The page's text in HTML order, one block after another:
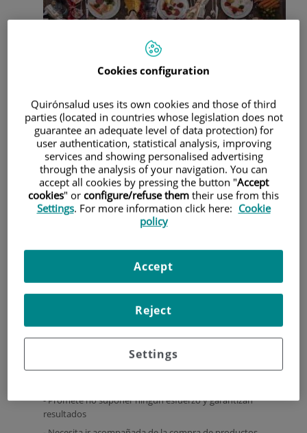
Después del periodo navideño uno de los propósitos más
escuchados para el año nuevo es el de "voy a bajar peso".
Muchas veces queda en propósito más que en una
realidad, quizás porque se le da un enfoque más estético
que de salud. Quizás el propósito deberíamos pensarlo
como un "voy a ganar salud este año mejorando mi peso y
aprendiendo a comer sano".
Las ganas de bajar el peso ganado en Navidad puede
milagro" que deben ser evitadas a favor de una dieta de
patrón mediterráneo.
Para empezar, evitamos el riesgo de caer en una de ellas si
como con el que contamos en nuestro hospital.
Una dieta milagro es aquella que:
- Promete no suponer ningún esfuerzo y garantizan
resultados
Cookies configuration
Quirónsalud uses its own cookies and those of third
parties (located in countries whose legislation does not
guarantee an adequate level of data protection) for
user authentication, statistical analysis, improving
services and showing personalised advertising
through the analysis of your navigation. You can
accept all cookies by pressing the button "Accept
cookies" or configure/refuse them their use from this
Settings. For more information click here: Cookie
policy
Settings
Reject
Accept